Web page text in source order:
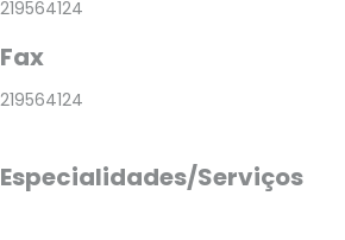
219564124
Fax
219564124
Especialidades/Serviços